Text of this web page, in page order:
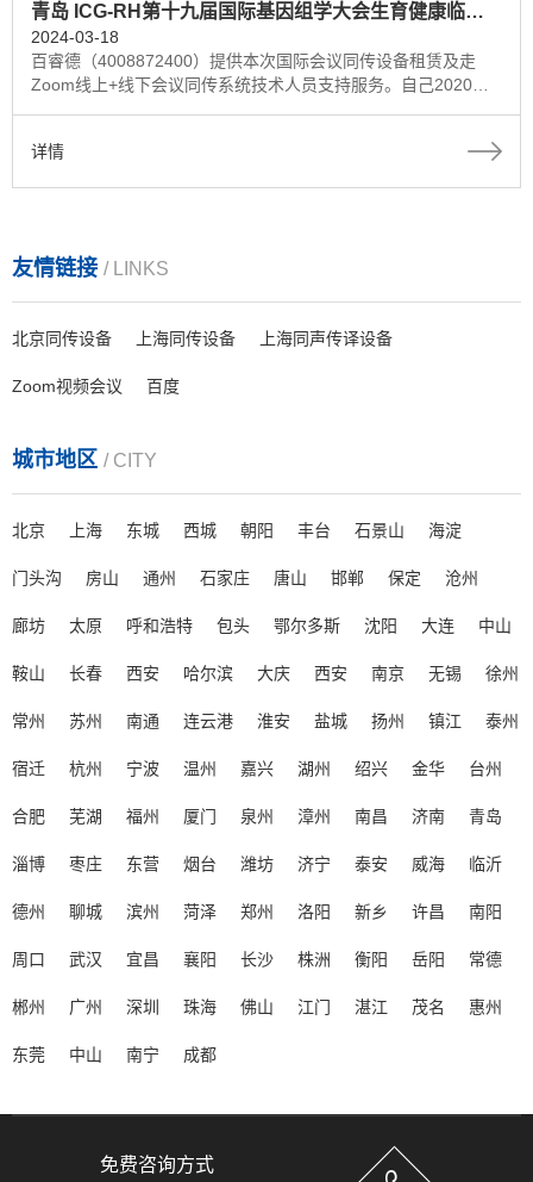
青岛 ICG-RH第十九届国际基因组学大会生育健康临床应用提供深圳同传设备租赁
2024-03-18
百睿德（4008872400）提供本次国际会议同传设备租赁及走
Zoom线上+线下会议同传系统技术人员支持服务。自己2020年
北美、南美、欧洲的15个主要大城市...
详情
友情链接 / LINKS
北京同传设备 上海同传设备 上海同声传译设备
Zoom视频会议 百度
城市地区 / CITY
北京 上海 东城 西城 朝阳 丰台 石景山 海淀
门头沟 房山 通州 石家庄 唐山 邯郸 保定 沧州
廊坊 太原 呼和浩特 包头 鄂尔多斯 沈阳 大连 中山
鞍山 长春 西安 哈尔滨 大庆 西安 南京 无锡 徐州
常州 苏州 南通 连云港 淮安 盐城 扬州 镇江 泰州
宿迁 杭州 宁波 温州 嘉兴 湖州 绍兴 金华 台州
合肥 芜湖 福州 厦门 泉州 漳州 南昌 济南 青岛
淄博 枣庄 东营 烟台 潍坊 济宁 泰安 威海 临沂
德州 聊城 滨州 菏泽 郑州 洛阳 新乡 许昌 南阳
周口 武汉 宜昌 襄阳 长沙 株洲 衡阳 岳阳 常德
郴州 广州 深圳 珠海 佛山 江门 湛江 茂名 惠州
东莞 中山 南宁 成都
免费咨询方式